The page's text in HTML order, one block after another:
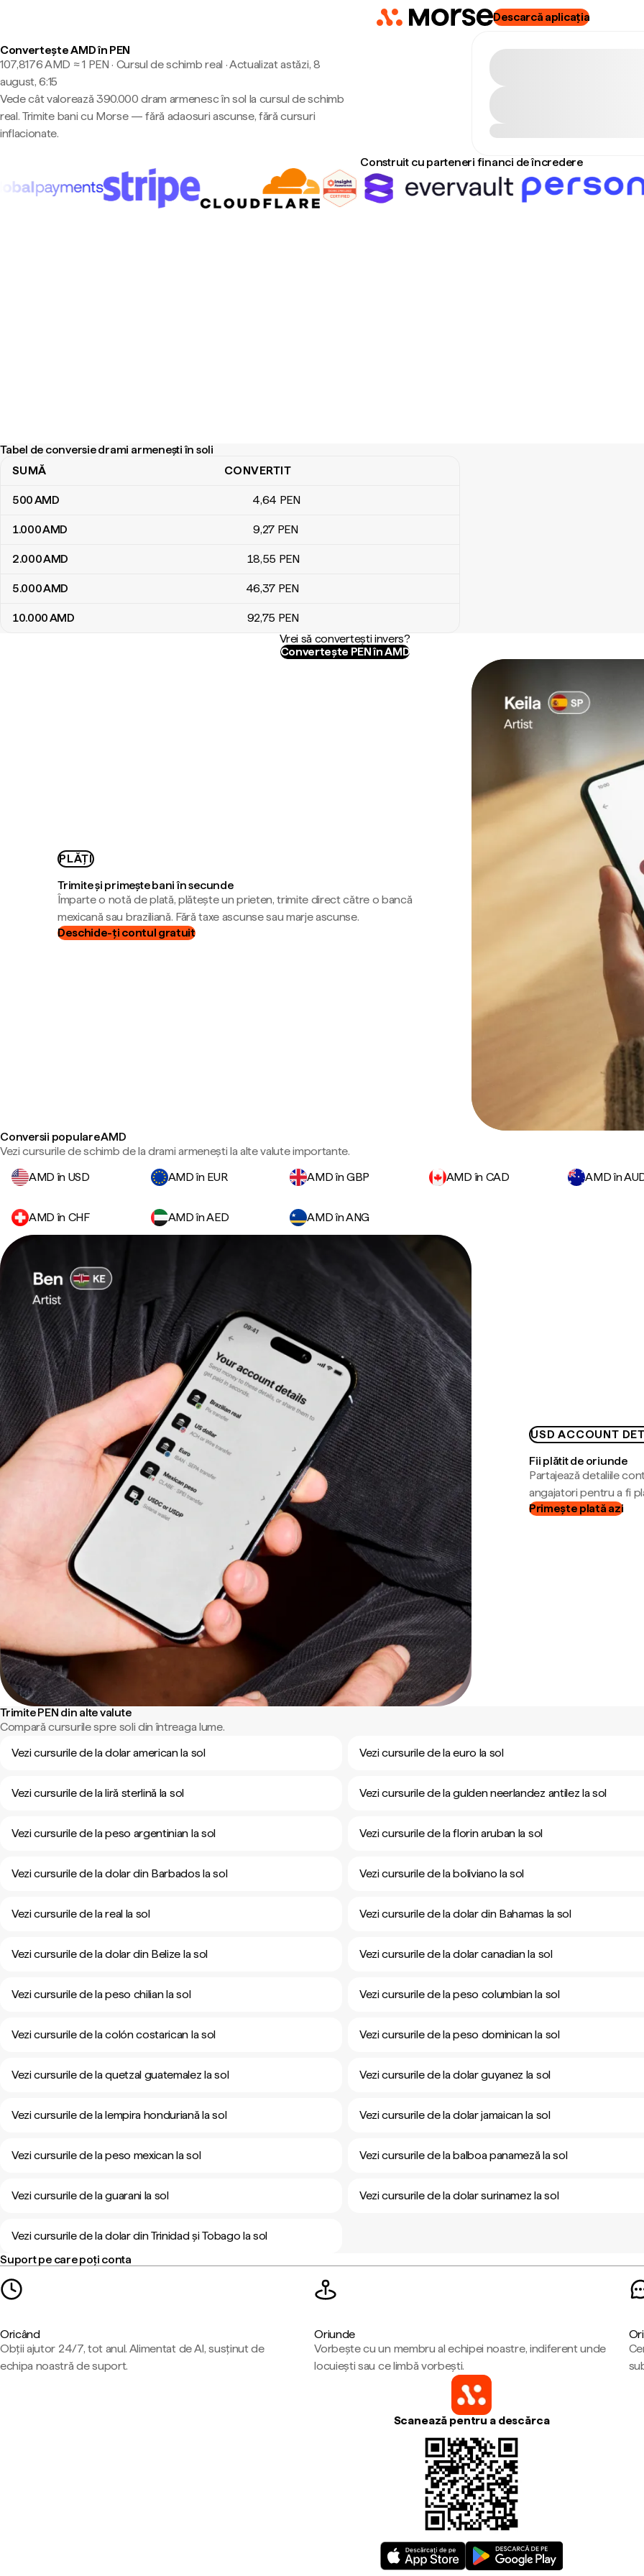
Descarcă aplicația
Convertește AMD în PEN
107,8176 AMD ≈ 1 PEN · Cursul de schimb real ·Actualizat astăzi, 8
august, 6:15
Vede cât valorează 390.000 dram armenesc în sol la cursul de schimb
real. Trimite bani cu Morse — fără adaosuri ascunse, fără cursuri
inflacionate.
Construit cu parteneri financi de încredere
Tabel de conversie drami armenești în soli
Tabel de conversie drami armenești în soli
SUMĂ CONVERTIT
500AMD 4,64 PEN
1.000AMD 9,27 PEN
2.000AMD 18,55 PEN
5.000AMD 46,37 PEN
10.000AMD 92,75 PEN
Vrei să convertești invers?
Convertește PEN în AMD
PLĂȚI
Trimite și primește bani în secunde
Împarte o notă de plată, plătește un prieten, trimite direct către o bancă
mexicană sau braziliană. Fără taxe ascunse sau marje ascunse.
Deschide-ți contul gratuit
Conversii populare AMD
Vezi cursurile de schimb de la drami armenești la alte valute importante.
AMD în USD
AMD în EUR AMD în GBP AMD în CAD AMD în
AMD în CHF AMD în AED AMD în ANG
USD ACCOUNT
Fii plătit de oriunde
Partajează detaliile
angajatori pentru a fi
Primește plată azi
Trimite PEN din alte valute
Compară cursurile spre soli din întreaga lume.
Vezi cursurile de la dolar american la sol
Vezi cursurile de la euro la sol
Vezi cursurile de la liră sterlină la sol Vezi cursurile de la gulden neerlandez antilez la sol
Vezi cursurile de la peso argentinian la sol Vezi cursurile de la florin aruban la sol
Vezi cursurile de la dolar din Barbados la sol Vezi cursurile de la boliviano la sol
Vezi cursurile de la real la sol Vezi cursurile de la dolar din Bahamas la sol
Vezi cursurile de la dolar din Belize la sol Vezi cursurile de la dolar canadian la sol
Vezi cursurile de la peso chilian la sol Vezi cursurile de la peso columbian la sol
Vezi cursurile de la colón costarican la sol Vezi cursurile de la peso dominican la sol
Vezi cursurile de la quetzal guatemalez la sol Vezi cursurile de la dolar guyanez la sol
Vezi cursurile de la lempira honduriană la sol Vezi cursurile de la dolar jamaican la sol
Vezi cursurile de la peso mexican la sol Vezi cursurile de la balboa panameză la sol
Vezi cursurile de la guarani la sol Vezi cursurile de la dolar surinamez la sol
Vezi cursurile de la dolar din Trinidad și Tobago la sol
Suport pe care poți conta
Oricând
Obții ajutor 24/7, tot anul. Alimentat de AI, susținut de
echipa noastră de suport.
Oriunde
Vorbește cu un membru al echipei noastre, indiferent unde
locuiești sau ce limbă vorbești.
Scanează pentru a descărca